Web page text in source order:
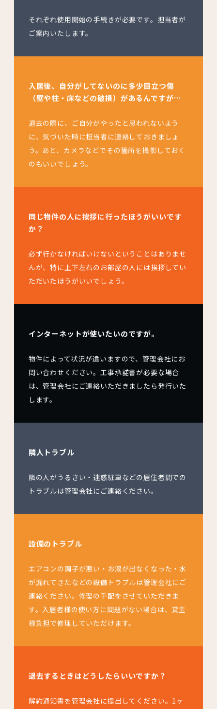
それぞれ使用開始の手続きが必要です。担当者が
ご案内いたします。
入居後、自分がしてないのに多少目立つ傷
（壁や柱・床などの破損）があるんですが…
退去の際に、ご自分がやったと思われないよう
に、気づいた時に担当者に連絡しておきましょ
う。あと、カメラなどでその箇所を撮影しておく
のもいいでしょう。
同じ物件の人に挨拶に行ったほうがいいです
か？
必ず行かなければいけないということはありませ
んが、特に上下左右のお部屋の人には挨拶してい
ただいたほうがいいでしょう。
インターネットが使いたいのですが。
物件によって状況が違いますので、管理会社にお
問い合わせください。工事承諾書が必要な場合
は、管理会社にご連絡いただきましたら発行いた
します。
隣人トラブル
隣の人がうるさい・迷惑駐車などの居住者間での
トラブルは管理会社にご連絡ください。
設備のトラブル
エアコンの調子が悪い・お湯が出なくなった・水
が漏れてきたなどの設備トラブルは管理会社にご
連絡ください。修理の手配をさせていただきま
す。入居者様の使い方に問題がない場合は、貸主
様負担で修理していただけます。
退去するときはどうしたらいいですか？
解約通知書を管理会社に提出してください。1ヶ